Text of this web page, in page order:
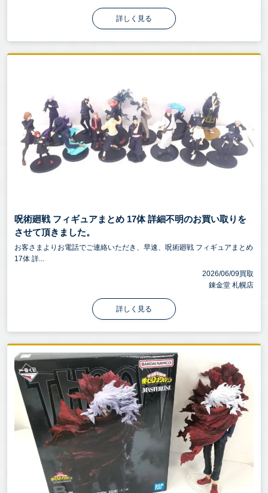
詳しく見る
呪術廻戦 フィギュアまとめ 17体 詳細不明のお買い取りを
させて頂きました。
お客さまよりお電話でご連絡いただき、早速、呪術廻戦 フィギュアまとめ
17体 詳...
2026/06/09買取
錬金堂 札幌店
詳しく見る